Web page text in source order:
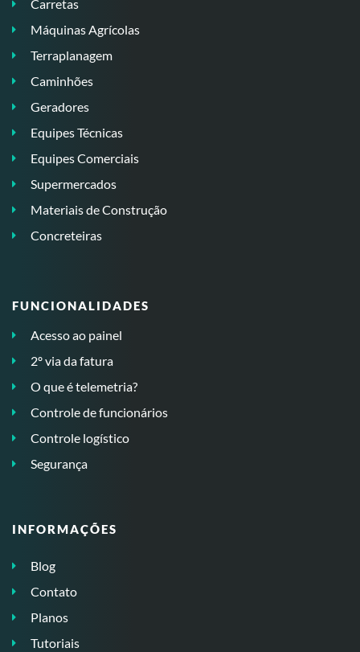
Carretas
Máquinas Agrícolas
Terraplanagem
Caminhões
Geradores
Equipes Técnicas
Equipes Comerciais
Supermercados
Materiais de Construção
Concreteiras
FUNCIONALIDADES
Acesso ao painel
2º via da fatura
O que é telemetria?
Controle de funcionários
Controle logístico
Segurança
INFORMAÇÕES
Blog
Contato
Planos
Tutoriais